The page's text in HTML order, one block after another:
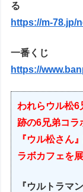
る
https://m-78.jp/
一番くじ
https://
われらウル松6
跡の6兄弟コラ
『ウル松さん
ラボカフェを
『ウルトラマン